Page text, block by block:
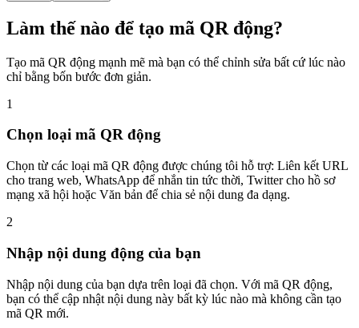
Làm thế nào để tạo mã QR động?
Tạo mã QR động mạnh mẽ mà bạn có thể chỉnh sửa bất cứ lúc nào
chỉ bằng bốn bước đơn giản.
1
Chọn loại mã QR động
Chọn từ các loại mã QR động được chúng tôi hỗ trợ: Liên kết URL
cho trang web, WhatsApp để nhắn tin tức thời, Twitter cho hồ sơ
mạng xã hội hoặc Văn bản để chia sẻ nội dung đa dạng.
2
Nhập nội dung động của bạn
Nhập nội dung của bạn dựa trên loại đã chọn. Với mã QR động,
bạn có thể cập nhật nội dung này bất kỳ lúc nào mà không cần tạo
mã QR mới.